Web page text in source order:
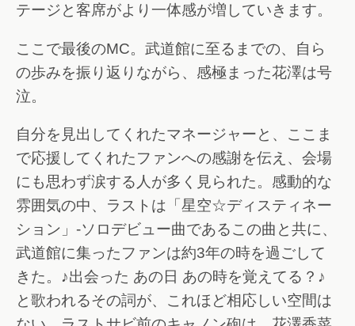
テージと客席がより一体感が増していきます。
ここで最後のMC。武道館に至るまでの、自ら
の歩みを振り返りながら、感極まった花澤は号
泣。
自分を見出してくれたマネージャーと、ここま
で応援してくれたファンへの感謝を伝え、会場
にも思わず涙する人が多く見られた。感動的な
雰囲気の中、ラストは「星空☆ディスティネー
ション」-ソロデビュー曲であるこの曲と共に、
武道館に集ったファンは約3年の時を過ごして
きた。♪出会った あの日 あの時を覚えてる？♪
と歌われるその詞が、これほど相応しい空間は